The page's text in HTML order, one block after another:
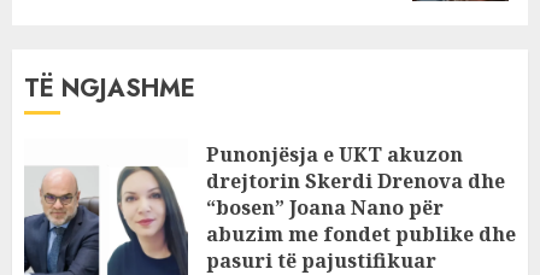
TË NGJASHME
Punonjësja e UKT akuzon
drejtorin Skerdi Drenova dhe
“bosen” Joana Nano për
abuzim me fondet publike dhe
pasuri të pajustifikuar